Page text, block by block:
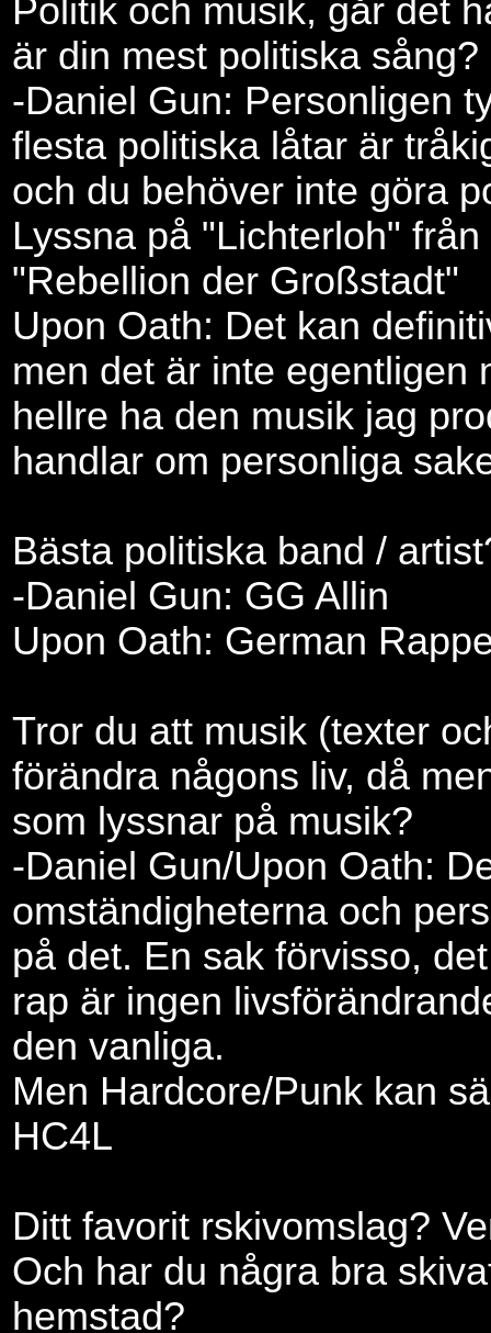
Politik och musik, går det
är din mest politiska sång?
-Daniel Gun: Personligen
flesta politiska låtar är
och du behöver inte göra
Lyssna på "Lichterloh"
"Rebellion der Großstadt"
Upon Oath: Det kan
men det är inte egentligen
hellre ha den musik jag
handlar om personliga
Bästa politiska band /
-Daniel Gun: GG Allin
Upon Oath: German
Tror du att musik (texter
förändra någons liv, då
som lyssnar på musik?
-Daniel Gun/Upon Oath:
omständigheterna och
på det. En sak förvisso,
rap är ingen
den vanliga.
Men Hardcore/Punk kan
HC4L
Ditt favorit rskivomslag?
Och har du några bra
hemstad?